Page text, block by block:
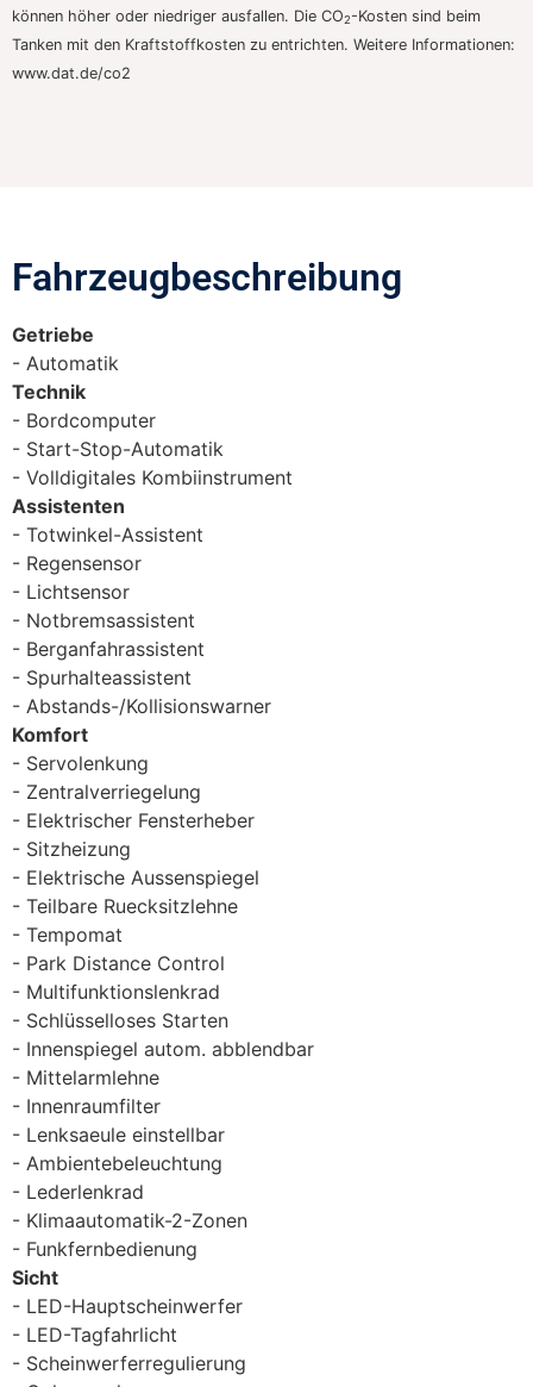
können höher oder niedriger ausfallen. Die CO2-Kosten sind beim
Tanken mit den Kraftstoffkosten zu entrichten. Weitere Informationen:
www.dat.de/co2
Fahrzeugbeschreibung​
Getriebe
Automatik
Technik
Bordcomputer
Start-Stop-Automatik
Volldigitales Kombiinstrument
Assistenten
Totwinkel-Assistent
Regensensor
Lichtsensor
Notbremsassistent
Berganfahrassistent
Spurhalteassistent
Abstands-/Kollisionswarner
Komfort
Servolenkung
Zentralverriegelung
Elektrischer Fensterheber
Sitzheizung
Elektrische Aussenspiegel
Teilbare Ruecksitzlehne
Tempomat
Park Distance Control
Multifunktionslenkrad
Schlüsselloses Starten
Innenspiegel autom. abblendbar
Mittelarmlehne
Innenraumfilter
Lenksaeule einstellbar
Ambientebeleuchtung
Lederlenkrad
Klimaautomatik-2-Zonen
Funkfernbedienung
Sicht
LED-Hauptscheinwerfer
LED-Tagfahrlicht
Scheinwerferregulierung